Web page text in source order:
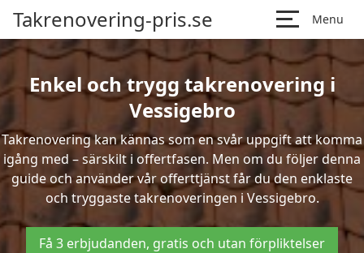
Takrenovering-pris.se Menu
Enkel och trygg takrenovering i
Vessigebro
Takrenovering kan kännas som en svår uppgift att komma
igång med – särskilt i offertfasen. Men om du följer denna
guide och använder vår offerttjänst får du den enklaste
och tryggaste takrenoveringen i Vessigebro.
Få 3 erbjudanden, gratis och utan förpliktelser